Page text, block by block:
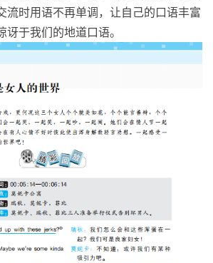
流时用语不再单调，让自己的口语丰富
于我们的地道口语。